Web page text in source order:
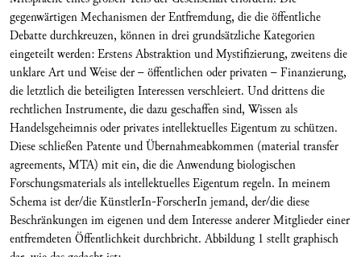
gegenwärtigen Mechanismen der Entfremdung, die die öffentliche
Debatte durchkreuzen, können in drei grundsätzliche Kategorien
eingeteilt werden: Erstens Abstraktion und Mystifizierung, zweitens die
unklare Art und Weise der – öffentlichen oder privaten – Finanzierung,
die letztlich die beteiligten Interessen verschleiert. Und drittens die
rechtlichen Instrumente, die dazu geschaffen sind, Wissen als
Handelsgeheimnis oder privates intellektuelles Eigentum zu schützen.
Diese schließen Patente und Übernahmeabkommen (material transfer
agreements, MTA) mit ein, die die Anwendung biologischen
Forschungsmaterials als intellektuelles Eigentum regeln. In meinem
Schema ist der/die KünstlerIn-ForscherIn jemand, der/die diese
Beschränkungen im eigenen und dem Interesse anderer Mitglieder einer
entfremdeten Öffentlichkeit durchbricht. Abbildung 1 stellt graphisch